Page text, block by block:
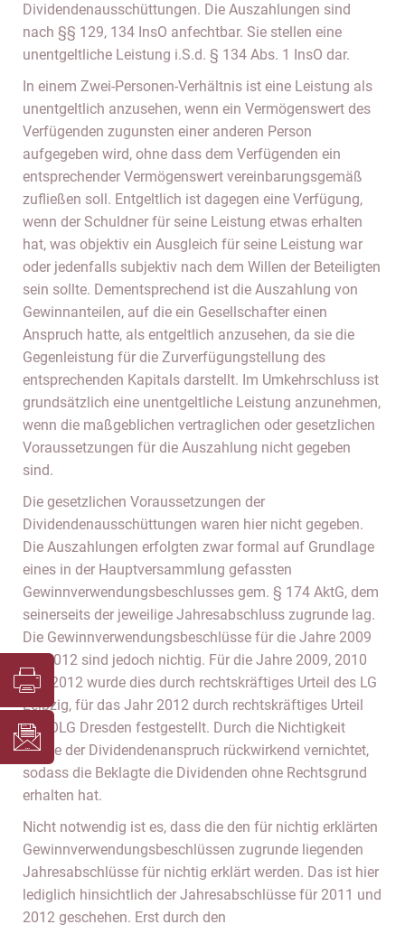
Dividendenausschüttungen. Die Auszahlungen sind
nach §§ 129, 134 InsO anfechtbar. Sie stellen eine
unentgeltliche Leistung i.S.d. § 134 Abs. 1 InsO dar.
In einem Zwei-Personen-Verhältnis ist eine Leistung als
unentgeltlich anzusehen, wenn ein Vermögenswert des
Verfügenden zugunsten einer anderen Person
aufgegeben wird, ohne dass dem Verfügenden ein
entsprechender Vermögenswert vereinbarungsgemäß
zufließen soll. Entgeltlich ist dagegen eine Verfügung,
wenn der Schuldner für seine Leistung etwas erhalten
hat, was objektiv ein Ausgleich für seine Leistung war
oder jedenfalls subjektiv nach dem Willen der Beteiligten
sein sollte. Dementsprechend ist die Auszahlung von
Gewinnanteilen, auf die ein Gesellschafter einen
Anspruch hatte, als entgeltlich anzusehen, da sie die
Gegenleistung für die Zurverfügungstellung des
entsprechenden Kapitals darstellt. Im Umkehrschluss ist
grundsätzlich eine unentgeltliche Leistung anzunehmen,
wenn die maßgeblichen vertraglichen oder gesetzlichen
Voraussetzungen für die Auszahlung nicht gegeben
sind.
Die gesetzlichen Voraussetzungen der
Dividendenausschüttungen waren hier nicht gegeben.
Die Auszahlungen erfolgten zwar formal auf Grundlage
eines in der Hauptversammlung gefassten
Gewinnverwendungsbeschlusses gem. § 174 AktG, dem
seinerseits der jeweilige Jahresabschluss zugrunde lag.
Die Gewinnverwendungsbeschlüsse für die Jahre 2009
bis 2012 sind jedoch nichtig. Für die Jahre 2009, 2010
und 2012 wurde dies durch rechtskräftiges Urteil des LG
Leipzig, für das Jahr 2012 durch rechtskräftiges Urteil
des OLG Dresden festgestellt. Durch die Nichtigkeit
wurde der Dividendenanspruch rückwirkend vernichtet,
sodass die Beklagte die Dividenden ohne Rechtsgrund
erhalten hat.
Nicht notwendig ist es, dass die den für nichtig erklärten
Gewinnverwendungsbeschlüssen zugrunde liegenden
Jahresabschlüsse für nichtig erklärt werden. Das ist hier
lediglich hinsichtlich der Jahresabschlüsse für 2011 und
2012 geschehen. Erst durch den